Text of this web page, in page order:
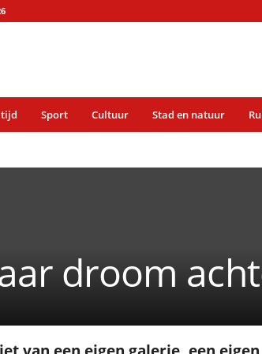
Sport Cultuur Stad en natuur
droom